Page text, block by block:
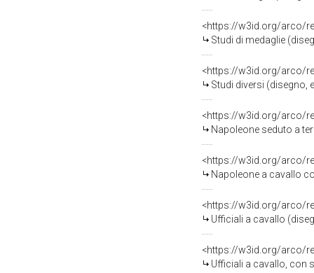
<https://w3id.org/arco/
Studi di medaglie
<https://w3id.org/arco/
Studi diversi (disegno,
<https://w3id.org/arco/
Napoleone seduto a
<https://w3id.org/arco/
Napoleone a cavallo
<https://w3id.org/arco/
Ufficiali a cavallo
<https://w3id.org/arco/
Ufficiali a cavallo, con